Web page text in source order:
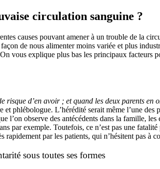
circulation sanguine ?
causes pouvant amener à un trouble de la
de nous alimenter moins variée et plus
vous explique plus bas les principaux facteurs
risque d’en avoir ; et quand les deux parents en
phlébologue. L’hérédité serait même l’une des
l’on observe des antécédents dans la famille, les
par exemple. Toutefois, ce n’est pas une
rapidement par les patients, qui n’hésitent pas à
sous toutes ses formes